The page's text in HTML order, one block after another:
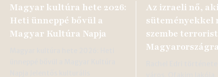
Magyar kultúra hete 2026:
Heti ünneppé bővül a
Magyar Kultúra Napja
Az izraeli nő,
süteményekkel
szembe